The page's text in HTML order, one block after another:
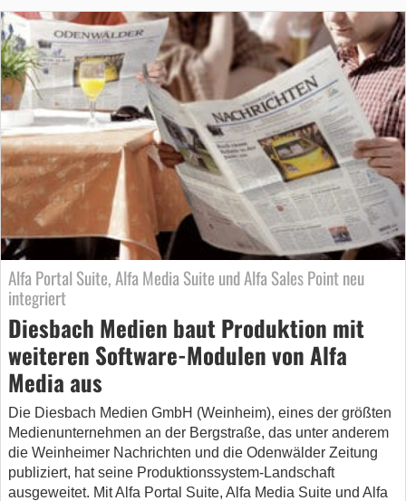
Alfa Portal Suite, Alfa Media Suite und Alfa Sales Point neu
integriert
Diesbach Medien baut Produktion mit
weiteren Software-Modulen von Alfa
Media aus
Die Diesbach Medien GmbH (Weinheim), eines der größten
Medienunternehmen an der Bergstraße, das unter anderem
die Weinheimer Nachrichten und die Odenwälder Zeitung
publiziert, hat seine Produktionssystem-Landschaft
ausgeweitet. Mit Alfa Portal Suite, Alfa Media Suite und Alfa